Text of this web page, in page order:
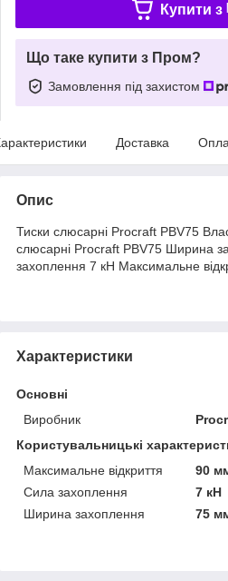
Купити з
Що таке купити з Пром?
Замовлення під захистом
Доставка
Опис
Тиски слюсарні Procraft PBV75
слюсарні Procraft PBV75 Ширина
захоплення 7 кН Максимальне
Характеристики
Основні
Виробник
Користувальницькі
Максимальне відкриття
90
Сила захоплення
7 кН
Ширина захоплення
75